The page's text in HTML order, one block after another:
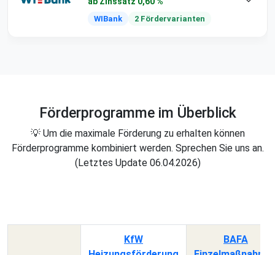
WIBank 2 Fördervarianten
Förderprogramme im Überblick
💡 Um die maximale Förderung zu erhalten können
Förderprogramme kombiniert werden. Sprechen Sie uns an.
(Letztes Update 06.04.2026)
KfW
BAFA